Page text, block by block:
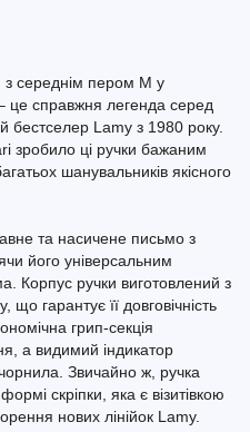
середнім пером M у
це справжня легенда серед
бестселер Lamy з 1980 року.
зробило ці ручки бажаним
шанувальників якісного
та насичене письмо з
його універсальним
Корпус ручки виготовлений з
що гарантує її довговічність
грип-секція
а видимий індикатор
Звичайно ж, ручка
скріпки, яка є візитівкою
нових лінійок Lamy.